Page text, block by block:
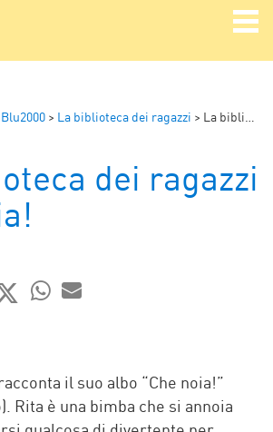
> La biblioteca dei ragazzi > La biblioteca dei ragazzi
dei ragazzi
il suo albo “Che noia!”
Rita è una bimba che si annoia